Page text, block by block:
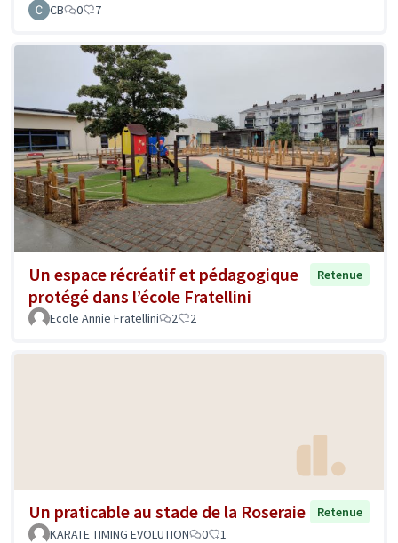
CB 0 7
Un espace récréatif et pédagogique
protégé dans l’école Fratellini
Retenue
Ecole Annie Fratellini 2 2
Un praticable au stade de la Roseraie
Retenue
KARATE TIMING EVOLUTION
0 1